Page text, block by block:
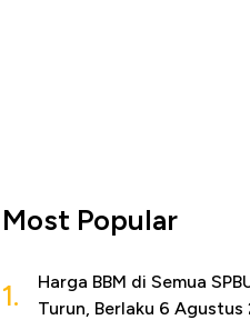
Most Popular
1.
Harga BBM di Semua
Turun, Berlaku 6 Agustus